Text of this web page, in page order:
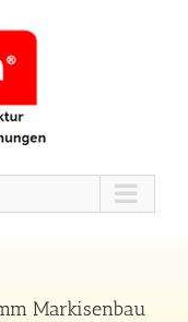
Markisenbau